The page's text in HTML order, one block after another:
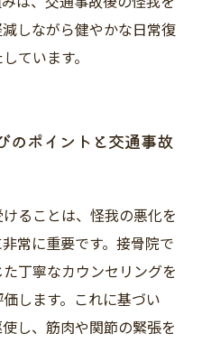
しながら健やかな日常復
ています。
のポイントと交通事故
ることは、怪我の悪化を
常に重要です。接骨院で
丁寧なカウンセリングを
します。これに基づい
し、筋肉や関節の緊張を